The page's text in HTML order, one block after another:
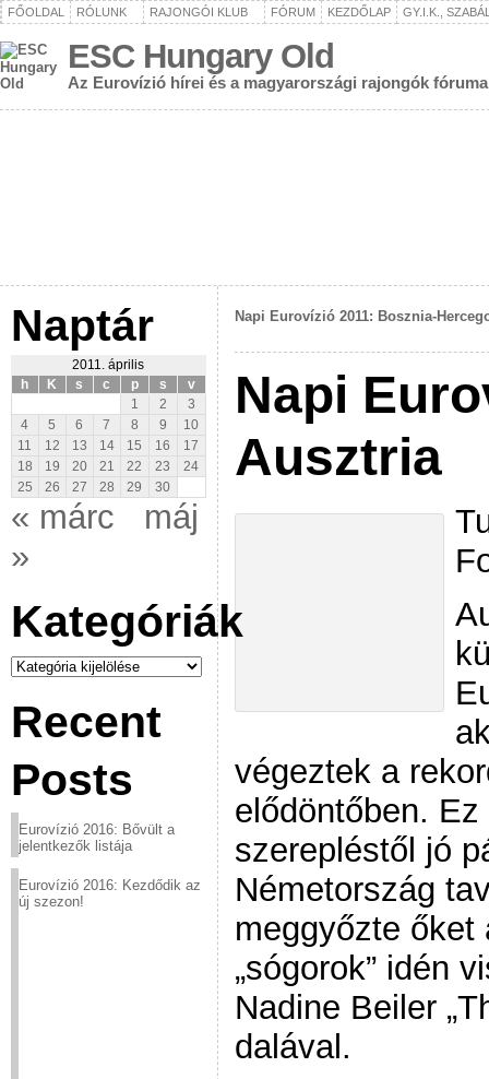
FŐOLDAL RÓLUNK RAJONGÓI KLUB FÓRUM KEZDŐLAP GY.I.K.,
ESC Hungary Old
Az Eurovízió hírei és a magyarországi rajongók fóruma
Naptár
2011. április
h
K s c p s
v
1
2
3
4
5 6 7 8 9
10
11
12 13 14 15 16
17
18
19 20 21 22 23
24
25
26 27 28 29 30
« márc
máj
»
Kategóriák
Kategóriák
Recent
Posts
Eurovízió 2016: Bővült a
jelentkezők listája
Eurovízió 2016: Kezdődik az
új szezon!
Napi Eurovízió 2011: Bosznia-
Napi
Ausztria
végeztek a
elődöntőben.
szerepléstől jó
Németország
meggyőzte
„sógorok” idén
Nadine Beiler
dalával.